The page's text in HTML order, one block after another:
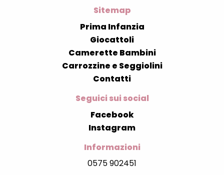
Sitemap
Prima Infanzia
Giocattoli
Camerette Bambini
Carrozzine e Seggiolini
Contatti
Seguici sui social
Facebook
Instagram
Informazioni
0575 902451